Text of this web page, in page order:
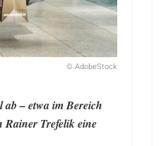
© AdobeStock
– etwa im Bereich
Rainer Trefelik eine